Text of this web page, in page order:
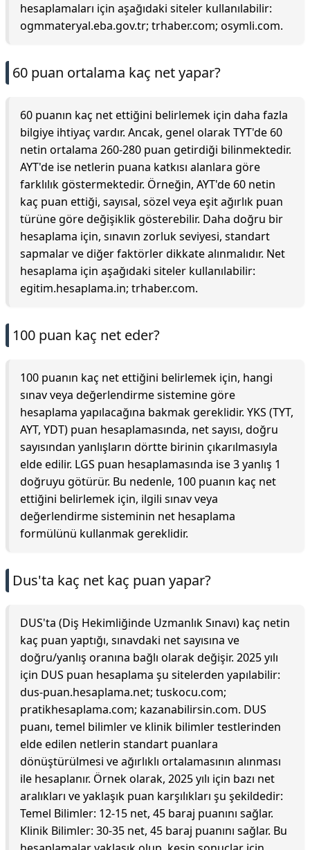
hesaplamaları için aşağıdaki siteler kullanılabilir:
ogmmateryal.eba.gov.tr; trhaber.com; osymli.com.
60 puan ortalama kaç net yapar?
60 puanın kaç net ettiğini belirlemek için daha fazla
bilgiye ihtiyaç vardır. Ancak, genel olarak TYT'de 60
netin ortalama 260-280 puan getirdiği bilinmektedir.
AYT'de ise netlerin puana katkısı alanlara göre
farklılık göstermektedir. Örneğin, AYT'de 60 netin
kaç puan ettiği, sayısal, sözel veya eşit ağırlık puan
türüne göre değişiklik gösterebilir. Daha doğru bir
hesaplama için, sınavın zorluk seviyesi, standart
sapmalar ve diğer faktörler dikkate alınmalıdır. Net
hesaplama için aşağıdaki siteler kullanılabilir:
egitim.hesaplama.in; trhaber.com.
100 puan kaç net eder?
100 puanın kaç net ettiğini belirlemek için, hangi
sınav veya değerlendirme sistemine göre
hesaplama yapılacağına bakmak gereklidir. YKS (TYT,
AYT, YDT) puan hesaplamasında, net sayısı, doğru
sayısından yanlışların dörtte birinin çıkarılmasıyla
elde edilir. LGS puan hesaplamasında ise 3 yanlış 1
doğruyu götürür. Bu nedenle, 100 puanın kaç net
ettiğini belirlemek için, ilgili sınav veya
değerlendirme sisteminin net hesaplama
formülünü kullanmak gereklidir.
Dus'ta kaç net kaç puan yapar?
DUS'ta (Diş Hekimliğinde Uzmanlık Sınavı) kaç netin
kaç puan yaptığı, sınavdaki net sayısına ve
doğru/yanlış oranına bağlı olarak değişir. 2025 yılı
için DUS puan hesaplama şu sitelerden yapılabilir:
dus-puan.hesaplama.net; tuskocu.com;
pratikhesaplama.com; kazanabilirsin.com. DUS
puanı, temel bilimler ve klinik bilimler testlerinden
elde edilen netlerin standart puanlara
dönüştürülmesi ve ağırlıklı ortalamasının alınması
ile hesaplanır. Örnek olarak, 2025 yılı için bazı net
aralıkları ve yaklaşık puan karşılıkları şu şekildedir:
Temel Bilimler: 12-15 net, 45 baraj puanını sağlar.
Klinik Bilimler: 30-35 net, 45 baraj puanını sağlar. Bu